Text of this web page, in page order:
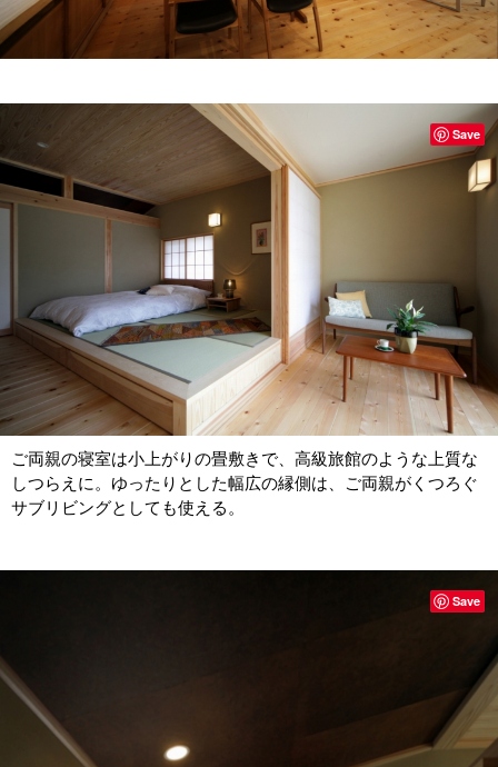
ご両親の寝室は小上がりの畳敷きで、高級旅館のような上質な
しつらえに。ゆったりとした幅広の縁側は、ご両親がくつろぐ
サブリビングとしても使える。
Save
Save